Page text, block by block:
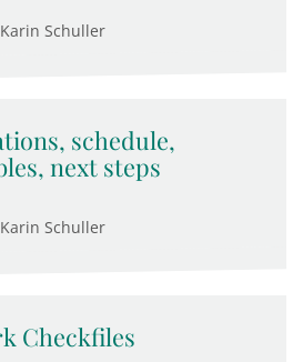
Schuller
schedule,
next steps
Schuller
Checkfiles